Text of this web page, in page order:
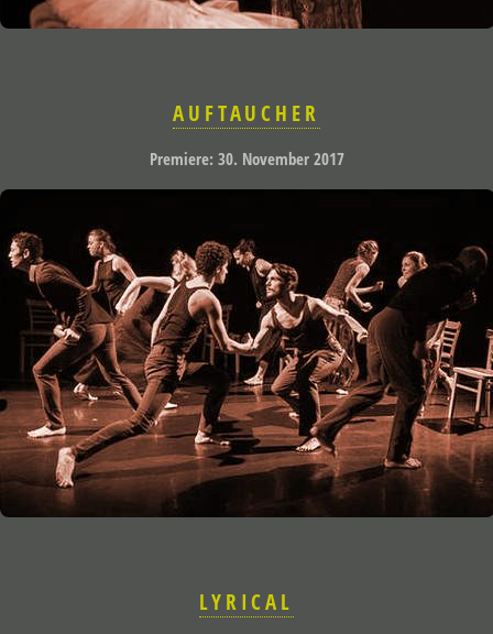
AUFTAUCHER
Premiere: 30. November 2017
LYRICAL